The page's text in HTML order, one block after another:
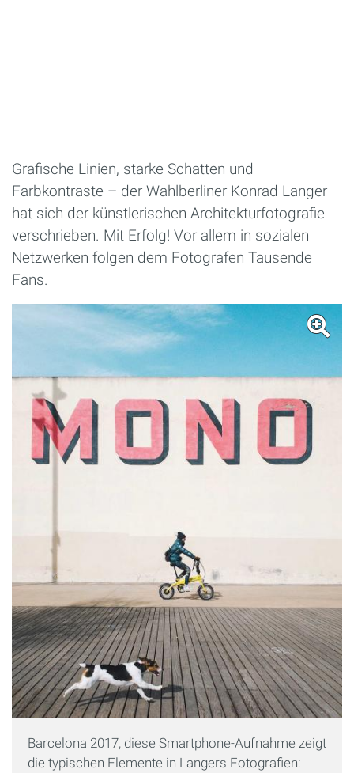
Grafische Linien, starke Schatten und
Farbkontraste – der Wahlberliner Konrad Langer
hat sich der künstlerischen Architekturfotografie
verschrieben. Mit Erfolg! Vor allem in sozialen
Netzwerken folgen dem Fotografen Tausende
Fans.
Barcelona 2017, diese Smartphone-Aufnahme zeigt
die typischen Elemente in Langers Fotografien: